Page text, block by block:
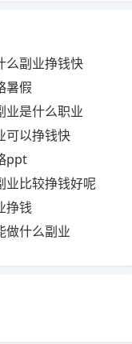
么副业挣钱快
暑假
业是什么职业
可以挣钱快
ppt
业比较挣钱好呢
挣钱
做什么副业